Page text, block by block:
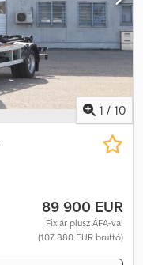
1 / 10
89 900 EUR
Fix ár plusz ÁFA-val
(107 880 EUR bruttó)